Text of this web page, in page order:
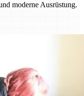
moderne Ausrüstung.